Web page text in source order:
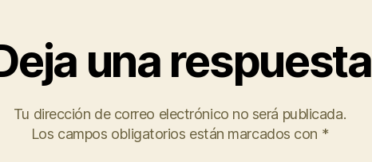
una respuesta
Tu dirección de correo electrónico no será publicada.
Los campos obligatorios están marcados con *